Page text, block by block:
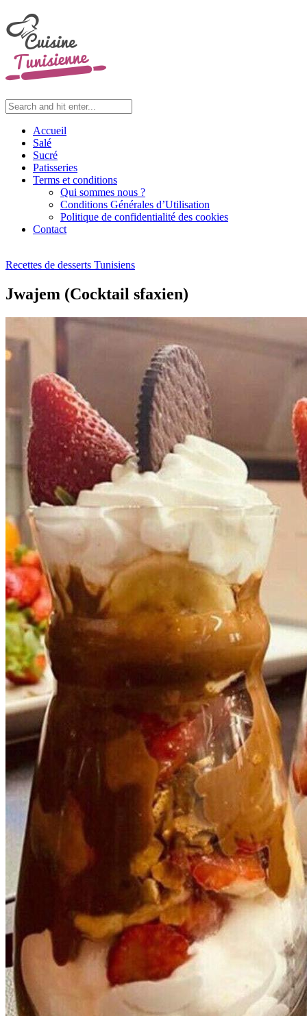
Accueil
Salé
Sucré
Patisseries
Terms et conditions
Qui sommes nous ?
Conditions Générales d’Utilisation
Politique de confidentialité des cookies
Contact
Recettes de desserts Tunisiens
Jwajem (Cocktail sfaxien)